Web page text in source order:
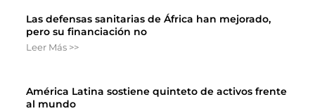
Las defensas sanitarias de África han mejorado,
pero su financiación no
Leer Más >>
América Latina sostiene quinteto de activos frente
al mundo